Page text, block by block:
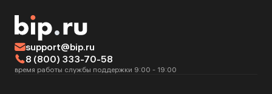
support@bip.ru
8 (800) 333-70-58
время работы службы поддержки 9:00 - 19:00